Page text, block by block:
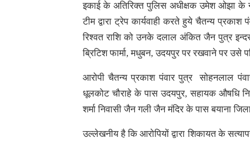
इकाई के अतिरिक्त पुलिस अधीक्षक उमेश ओझा के
टीम द्वारा ट्रेप कार्यवाही करते हुये चैतन्य
रिश्वत राशि को उनके दलाल अंकित जैन पुत्र
ब्रिटिश फार्मा, मधुबन, उदयपुर पर रखवाने पर उसे
आरोपी चैतन्य प्रकाश पंवार पुत्र सोहनलाल
धूलकोट चौराहे के पास उदयपुर, सहायक औषधि
शर्मा निवासी जैन गली जैन मंदिर के पास बयाना
उल्लेखनीय है कि आरोपियों द्वारा शिकायत के